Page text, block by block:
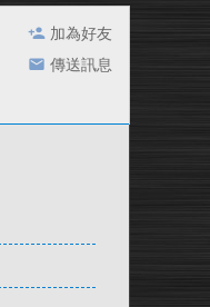
加為好友
傳送訊息